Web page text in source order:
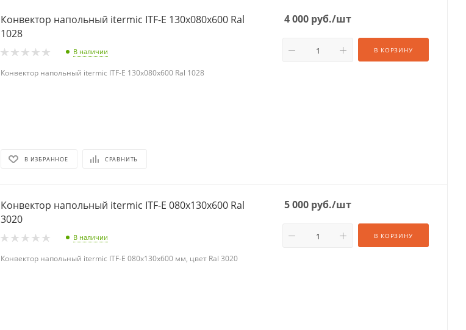
Конвектор напольный itermic ITF-Е 130х080х600 Ral
1028
В наличии
Конвектор напольный itermic ITF-Е 130х080х600 Ral 1028
В ИЗБРАННОЕ СРАВНИТЬ
4 000 руб./шт
В КОРЗИНУ
Конвектор напольный itermic ITF-Е 080х130х600 Ral
3020
В наличии
Конвектор напольный itermic ITF-Е 080х130х600 мм, цвет Ral 3020
5 000 руб./шт
В КОРЗИНУ